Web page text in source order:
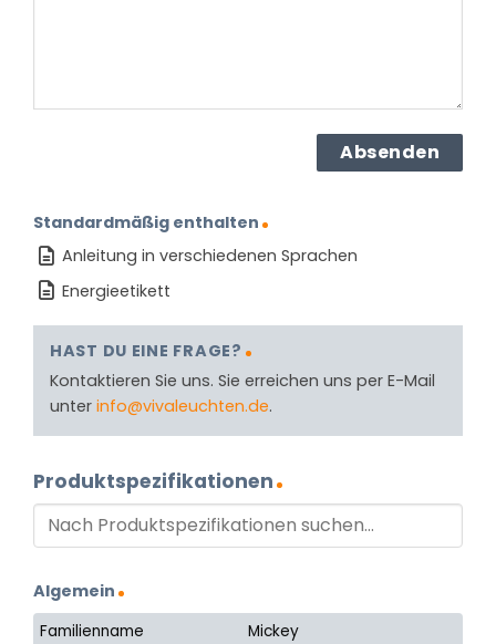
Standardmäßig enthalten
Anleitung in verschiedenen Sprachen
Energieetikett
HAST DU EINE FRAGE?
Kontaktieren Sie uns. Sie erreichen uns per E-Mail
unter info@vivaleuchten.de.
Produktspezifikationen
Algemein
Familienname
Mickey